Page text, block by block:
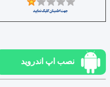
نصب اپ اندروید